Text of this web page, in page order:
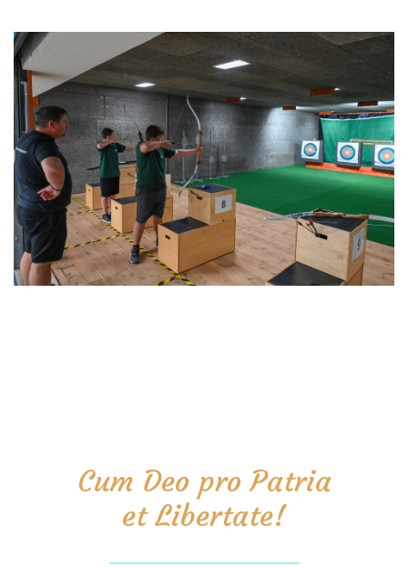
Cum Deo pro Patria
et Libertate!